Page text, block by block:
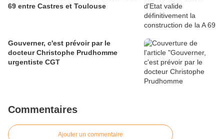
69 entre Castres et Toulouse
Gouverner, c'est prévoir par le
docteur Christophe Prudhomme
urgentiste CGT
Commentaires
Ajouter un commentaire